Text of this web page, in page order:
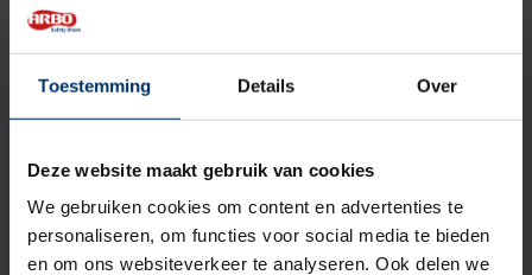
Toestemming Details Over
Deze website maakt gebruik van cookies
We gebruiken cookies om content en advertenties te
personaliseren, om functies voor social media te bieden
en om ons websiteverkeer te analyseren. Ook delen we
Ik de schoenen net binnen, zitten perfect, en lopen heel goed,
ik heb via BOL.com gekocht voor €76,- en nu weet ik het
bedrijf waarvan ik deze schoenen heb gekocht, en deze
betekent dat ik nooit meer via BOL.com iets koop. Ik ga nu
eerder naar dit bedrijf in Wijchen.